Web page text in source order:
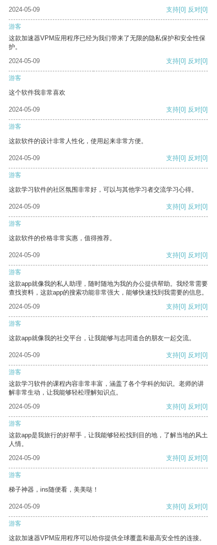
2024-05-09
支持[0] 反对[0]
游客
这款加速器VPM应用程序已经为我们带来了无限的隐私保护和安全性保
护。
2024-05-09
支持[0] 反对[0]
游客
这个软件我非常喜欢
2024-05-09 支持[0] 反对[0]
游客
这款软件的设计非常人性化，使用起来非常方便。
2024-05-09 支持[0] 反对[0]
游客
这款学习软件的社区氛围非常好，可以与其他学习者交流学习心得。
2024-05-09 支持[0] 反对[0]
游客
这款软件的价格非常实惠，值得推荐。
2024-05-09 支持[0] 反对[0]
游客
这款app就像我的私人助理，随时随地为我的办公提供帮助。我经常需要
查找资料，这款app的搜索功能非常强大，能够快速找到我需要的信息。
2024-05-09
支持[0] 反对[0]
游客
这款app就像我的社交平台，让我能够与志同道合的朋友一起交流。
2024-05-09 支持[0] 反对[0]
游客
这款学习软件的课程内容非常丰富，涵盖了各个学科的知识。老师的讲
解非常生动，让我能够轻松理解知识点。
2024-05-09
支持[0] 反对[0]
游客
这款app是我旅行的好帮手，让我能够轻松找到目的地，了解当地的风土
人情。
2024-05-09
支持[0] 反对[0]
游客
梯子神器，ins随便看，美美哒！
2024-05-09 支持[0] 反对[0]
游客
这款加速器VPM应用程序可以给你提供全球覆盖和最高安全性的连接。